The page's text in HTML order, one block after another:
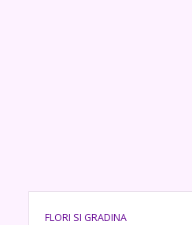
FLORI SI GRADINA